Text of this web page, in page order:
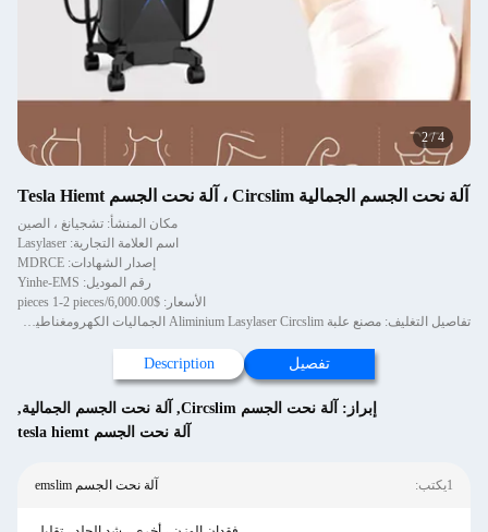
2/4
آلة نحت الجسم الجمالية Circslim ، آلة نحت الجسم Tesla Hiemt
مكان المنشأ: تشجيانغ ، الصين
اسم العلامة التجارية: Lasylaser
إصدار الشهادات: MDRCE
رقم الموديل: Yinhe-EMS
الأسعار: $6,000.00/pieces 1-2 pieces
تفاصيل التغليف: مصنع علبة Aliminium Lasylaser Circslim الجماليات الكهرومغناطيسية Tesla Muscle Stimulator HIEMT Body
تفصيل Description
إبراز: آلة نحت الجسم Circslim , آلة نحت الجسم الجمالية,
آلة نحت الجسم tesla hiemt
1يكتب: آلة نحت الجسم emslim